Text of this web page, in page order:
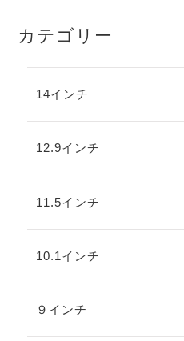
カテゴリー
14インチ
12.9インチ
11.5インチ
10.1インチ
９インチ